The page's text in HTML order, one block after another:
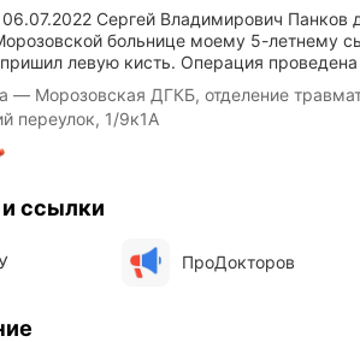
Сергей Владимирович Панков
больнице моему 5-летнему
левую кисть. Операция проведена
— Морозовская ДГКБ, отделение
переулок, 1/9к1А
ссылки
ПроДокторов